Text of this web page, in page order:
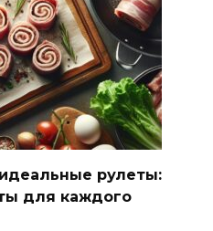
рулеты:
для каждого